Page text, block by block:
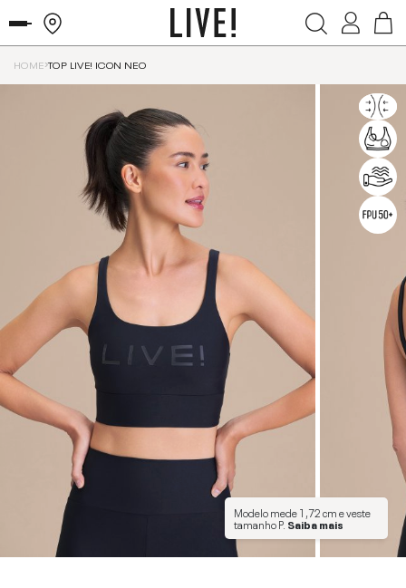
HOME TOP LIVE! ICON NEO
Modelo mede1,72 cme veste
tamanhoP. Saiba mais